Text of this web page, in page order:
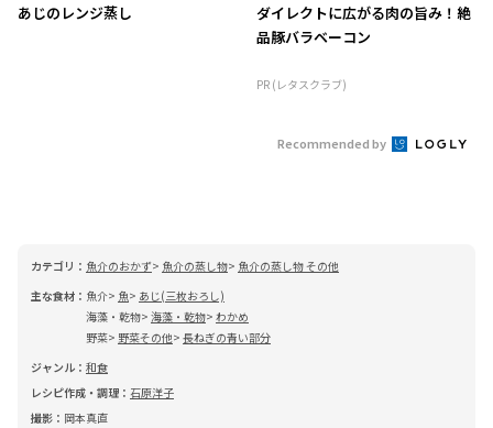
あじのレンジ蒸し
ダイレクトに広がる肉の旨み！絶
品豚バラベーコン
PR (レタスクラブ)
Recommended by
カテゴリ： 魚介のおかず 魚介の蒸し物
魚介の蒸し物 その他
主な食材： 魚介 魚
あじ(三枚おろし)
海藻・乾物 海藻・乾物 わかめ
野菜
野菜その他 長ねぎの青い部分
ジャンル： 和食
レシピ作成・調理： 石原洋子
撮影： 岡本真直